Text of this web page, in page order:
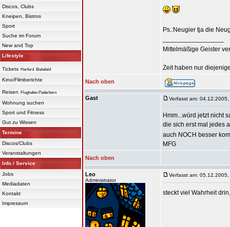
Discos, Clubs
Kneipen, Bistros
Sport
Suche im Forum
New and Top
Lifestyle
Tickets Herford Bielefeld
Kino/Filmberichte
Reisen Flughafen Paderborn
Wohnung suchen
Sport und Fitness
Gut zu Wissen
Termine
Discos/Clubs
Veranstaltungen
Info / Service
Jobs
Mediadaten
Kontakt
Impressum
Ps.:Neugier tja die
Mittelmäßige Geister
Zeit haben nur
Nach oben
Gast Verfasst am:
Hmm...würd jetzt nicht
die sich erst mal jedes
auch NOCH besser
MFG
Nach oben
Leo
Administrator
Verfasst am:
steckt viel Wahrheit